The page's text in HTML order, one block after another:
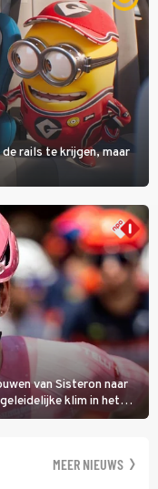
rails te krijgen, maar
van Sisteron naar
klim in het
dat is de
MEER NIEUWS